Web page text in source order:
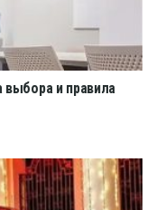
и правила